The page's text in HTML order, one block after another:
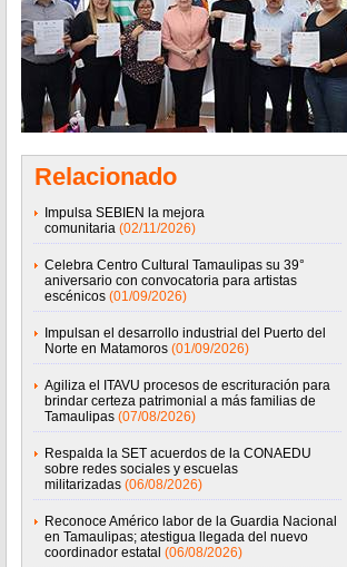
Relacionado
Impulsa SEBIEN la mejora
comunitaria (02/11/2026)
Celebra Centro Cultural Tamaulipas su 39°
aniversario con convocatoria para artistas
escénicos (01/09/2026)
Impulsan el desarrollo industrial del Puerto del
Norte en Matamoros (01/09/2026)
Agiliza el ITAVU procesos de escrituración para
brindar certeza patrimonial a más familias de
Tamaulipas (07/08/2026)
Respalda la SET acuerdos de la CONAEDU
sobre redes sociales y escuelas
militarizadas (06/08/2026)
Reconoce Américo labor de la Guardia Nacional
en Tamaulipas; atestigua llegada del nuevo
coordinador estatal (06/08/2026)